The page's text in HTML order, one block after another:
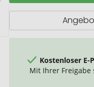
Keramiktasse
Kostenloser E-
Mit Ihrer